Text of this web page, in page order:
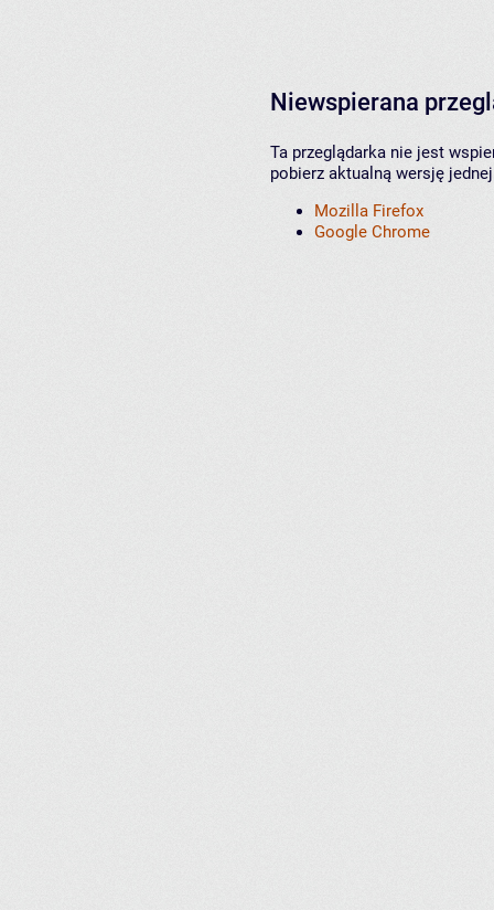
Niewspierana
Ta przeglądarka nie jest
pobierz aktualną wersję
Mozilla Firefox
Google Chrome